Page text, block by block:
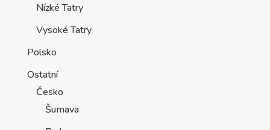
Nízké Tatry
Vysoké Tatry
Polsko
Ostatní
Česko
Šumava